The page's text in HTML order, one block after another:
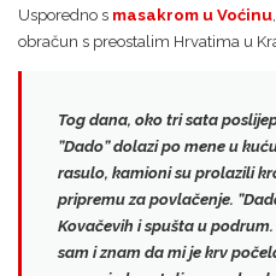
Usporedno s masakrom u Voćinu
obračun s preostalim Hrvatima u
Tog dana, oko tri sata
”Dado”dolazi po mene u
rasulo, kamioni su prolazili
pripremu za povlačenje.
Kovačevih i spušta u
sam i znam da mi je krv